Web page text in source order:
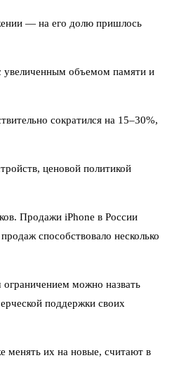
— на его долю пришлось
увеличенным объемом памяти и
сократился на 15–30%,
ценовой политикой
Продажи iPhone в России
способствовало несколько
можно назвать
поддержки своих
менять их на новые, считают в